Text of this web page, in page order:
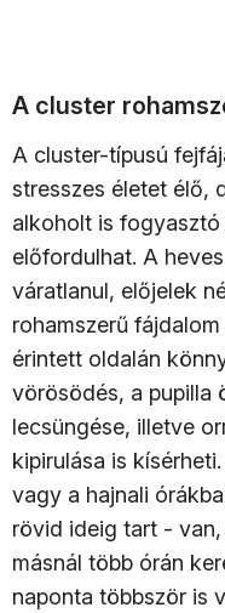
A cluster
A cluster-típusú
stresszes életet élő,
alkoholt is
előfordulhat. A
váratlanul, előjelek
rohamszerű
érintett oldalán
vörösödés, a pupilla
lecsüngése, illetve
kipirulása is
vagy a hajnali
rövid ideig tart -
másnál több órán
naponta többször is